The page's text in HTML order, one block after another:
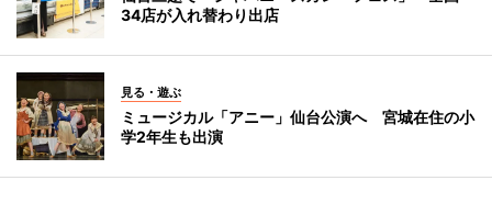
34店が入れ替わり出店
見る・遊ぶ
ミュージカル「アニー」仙台公演へ 宮城在住の小
学2年生も出演